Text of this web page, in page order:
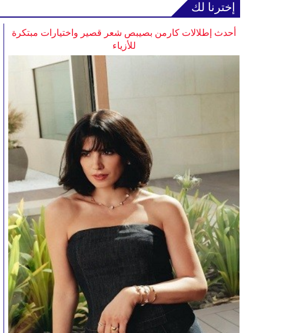
إخترنا لك
أحدث إطلالات كارمن بصيبص شعر قصير واختيارات مبتكرة
للأزياء